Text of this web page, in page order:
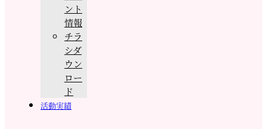
ント
情報
チラ
シダ
ウン
ロー
ド
活動実績